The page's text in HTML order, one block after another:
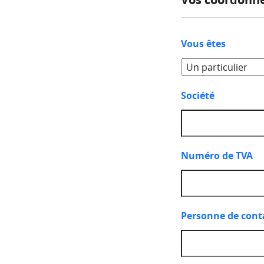
Vous êtes
Société
Numéro de TVA
Personne de